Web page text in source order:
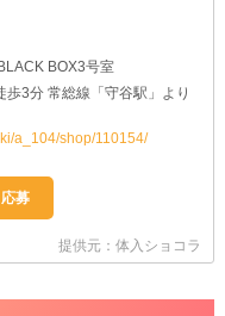
BOX3号室
3分 常総線「守谷駅」より
a_104/shop/110154/
提供元：体入ショコラ